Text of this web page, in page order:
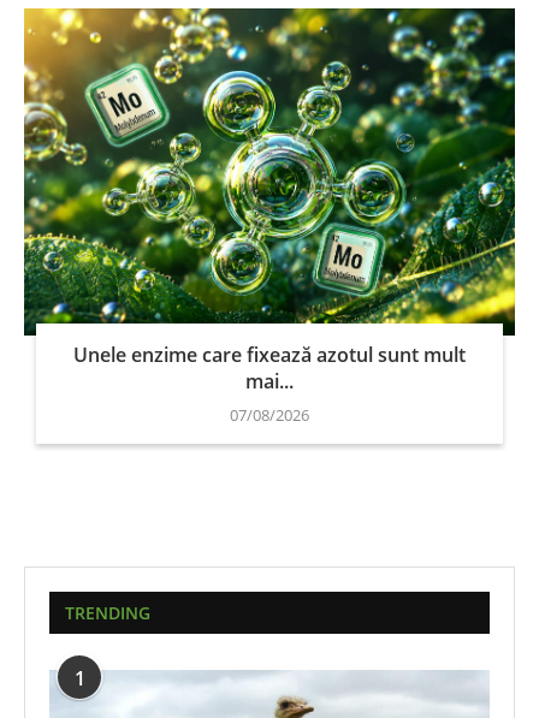
Unele enzime care fixează azotul sunt mult
mai...
07/08/2026
TRENDING
1